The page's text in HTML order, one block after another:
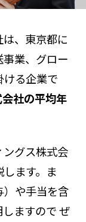
、東京都に
業、グロー
ける企業で
社の平均年
グス株式会
ます。ま
）や手当を含
ますので ぜ